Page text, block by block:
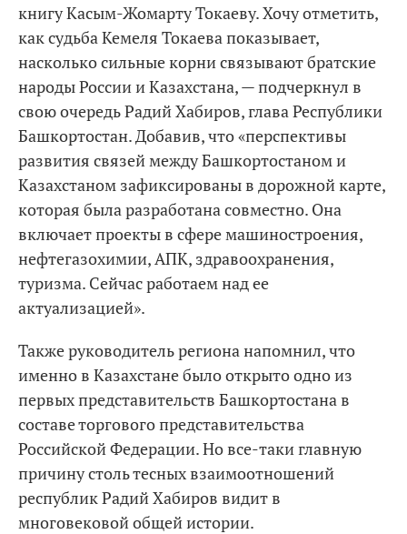
книгу Касым-Жомарту Токаеву. Хочу отметить,
как судьба Кемеля Токаева показывает,
насколько сильные корни связывают братские
народы России и Казахстана, — подчеркнул в
свою очередь Радий Хабиров, глава Республики
Башкортостан. Добавив, что «перспективы
развития связей между Башкортостаном и
Казахстаном зафиксированы в дорожной карте,
которая была разработана совместно. Она
включает проекты в сфере машиностроения,
нефтегазохимии, АПК, здравоохранения,
туризма. Сейчас работаем над ее
актуализацией».
Также руководитель региона напомнил, что
именно в Казахстане было открыто одно из
первых представительств Башкортостана в
составе торгового представительства
Российской Федерации. Но все-таки главную
причину столь тесных взаимоотношений
республик Радий Хабиров видит в
многовековой общей истории.